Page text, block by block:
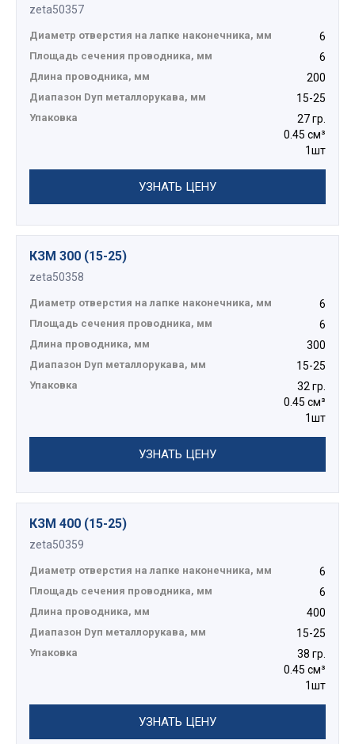
zeta50357
Диаметр отверстия на лапке наконечника, мм 6
Площадь сечения проводника, мм 6
Длина проводника, мм 200
Диапазон Dуп металлорукава, мм 15-25
Упаковка
27 гр.
0.45 см³
1шт
УЗНАТЬ ЦЕНУ
КЗМ 300 (15-25)
zeta50358
Диаметр отверстия на лапке наконечника, мм 6
Площадь сечения проводника, мм 6
Длина проводника, мм 300
Диапазон Dуп металлорукава, мм 15-25
Упаковка
32 гр.
0.45 см³
1шт
УЗНАТЬ ЦЕНУ
КЗМ 400 (15-25)
zeta50359
Диаметр отверстия на лапке наконечника, мм 6
Площадь сечения проводника, мм 6
Длина проводника, мм 400
Диапазон Dуп металлорукава, мм 15-25
Упаковка
38 гр.
0.45 см³
1шт
УЗНАТЬ ЦЕНУ